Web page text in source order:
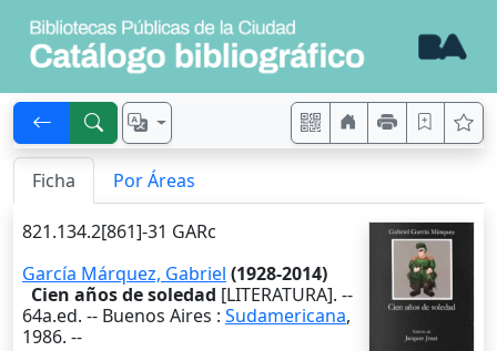
Ficha Por Áreas
821.134.2[861]-31 GARc
García Márquez, Gabriel (1928-2014)
Cien años de soledad [LITERATURA]. --
64a.ed. -- Buenos Aires : Sudamericana,
1986. --